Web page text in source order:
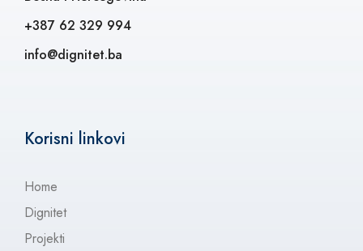
+387 62 329 994
info@dignitet.ba
Korisni linkovi
Home
Dignitet
Projekti